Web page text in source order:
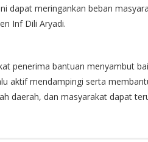
dapat meringankan beban
Inf Dili Aryadi.
penerima bantuan menyambut
aktif mendampingi serta
daerah, dan masyarakat dapat